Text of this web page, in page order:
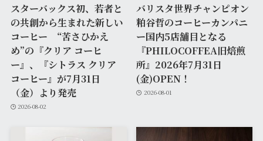
スターバックス初、若者と
の共創から生まれた新しい
コーヒー “苦さひかえ
め”の『クリア コーヒ
ー』、『シトラス クリア
コーヒー』が7月31日
（金）より発売
2026-08-02
バリスタ世界チャンピオン
粕谷哲のコーヒーカンパニ
ー国内5店舗目となる
『PHILOCOFFEA旧焙煎
所』2026年7月31日
(金)OPEN！
2026-08-01